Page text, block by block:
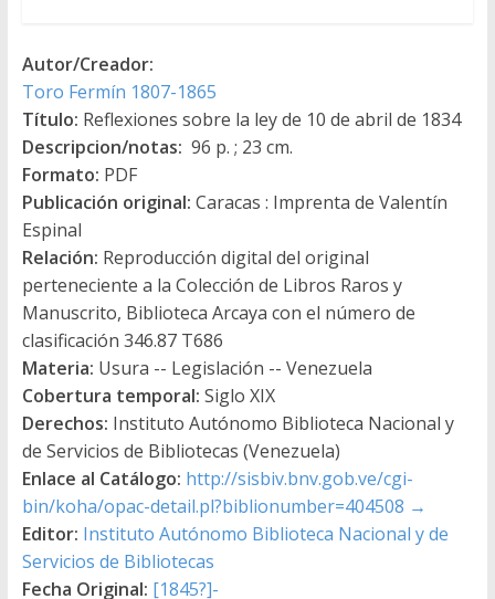
Autor/Creador:
Toro Fermín 1807-1865
Título: Reflexiones sobre la ley de 10 de abril de 1834
Descripcion/notas: 96 p. ; 23 cm.
Formato: PDF
Publicación original: Caracas : Imprenta de Valentín
Espinal
Relación: Reproducción digital del original
perteneciente a la Colección de Libros Raros y
Manuscrito, Biblioteca Arcaya con el número de
clasificación 346.87 T686
Materia: Usura -- Legislación -- Venezuela
Cobertura temporal: Siglo XIX
Derechos: Instituto Autónomo Biblioteca Nacional y
de Servicios de Bibliotecas (Venezuela)
Enlace al Catálogo: http://sisbiv.bnv.gob.ve/cgi-
bin/koha/opac-detail.pl?biblionumber=404508 →
Editor: Instituto Autónomo Biblioteca Nacional y de
Servicios de Bibliotecas
Fecha Original: [1845?]-